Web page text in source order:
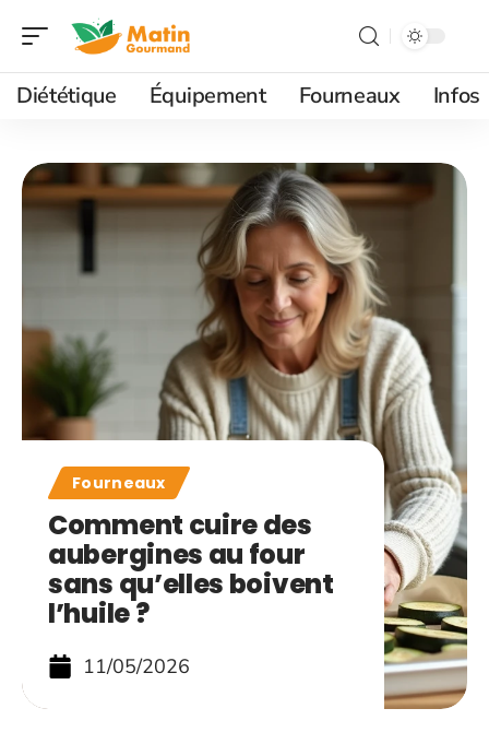
Diététique Équipement Fourneaux Infos
Fourneaux
Comment cuire des
aubergines au four
sans qu’elles boivent
l’huile ?
11/05/2026